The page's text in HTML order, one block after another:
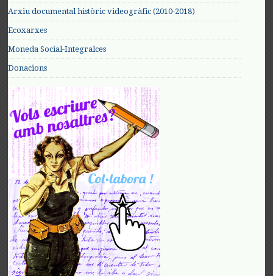
Arxiu documental històric videogràfic (2010-2018)
Ecoxarxes
Moneda Social-Integralces
Donacions